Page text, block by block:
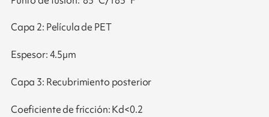
Capa 2: Película de PET
Espesor: 4.5µm
Capa 3: Recubrimiento posterior
Coeficiente de fricción: Kd<0.2